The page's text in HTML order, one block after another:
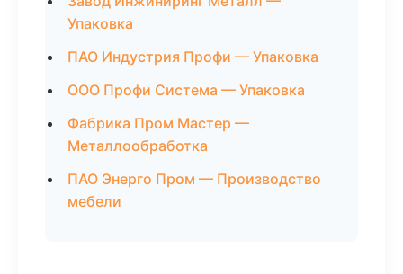
Упаковка
ПАО Индустрия Профи — Упаковка
ООО Профи Система — Упаковка
Фабрика Пром Мастер —
Металлообработка
ПАО Энерго Пром — Производство
мебели